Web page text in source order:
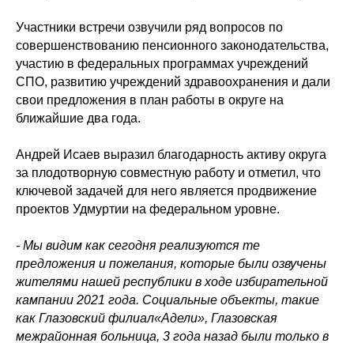
Участники встречи озвучили ряд вопросов по
совершенствованию пенсионного законодательства,
участию в федеральных программах учреждений
СПО, развитию учреждений здравоохранения и дали
свои предложения в план работы в округе на
ближайшие два года.
Андрей Исаев выразил благодарность активу округа
за плодотворную совместную работу и отметил, что
ключевой задачей для него является продвижение
проектов Удмуртии на федеральном уровне.
- Мы видим как сегодня реализуются те
предложения и пожелания, которые были озвучены
жителями нашей республики в ходе избирательной
кампании 2021 года. Социальные объекты, такие
как Глазовский филиал«Адели», Глазовская
межрайонная больница, 3 года назад были только в